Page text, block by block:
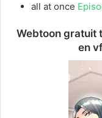
all at once
Webtoon gratuit
en